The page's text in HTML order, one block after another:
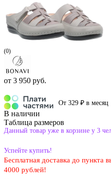
(0)
от 3 950 руб.
От 329 ₽ в месяц
В наличии
Таблица размеров
Данный товар уже в корзине у 3
Успейте купить!
Бесплатная доставка до пункта
4000 рублей!